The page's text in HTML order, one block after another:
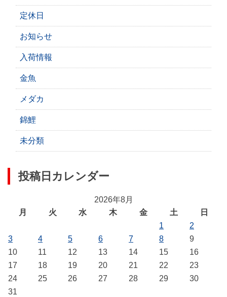
定休日
お知らせ
入荷情報
金魚
メダカ
錦鯉
未分類
投稿日カレンダー
2026年8月
月
火 水 木 金 土
日
1
2
3
4 5 6 7 8
9
10
11 12 13 14 15
16
17
18 19 20 21 22
23
24
25 26 27 28 29
30
31